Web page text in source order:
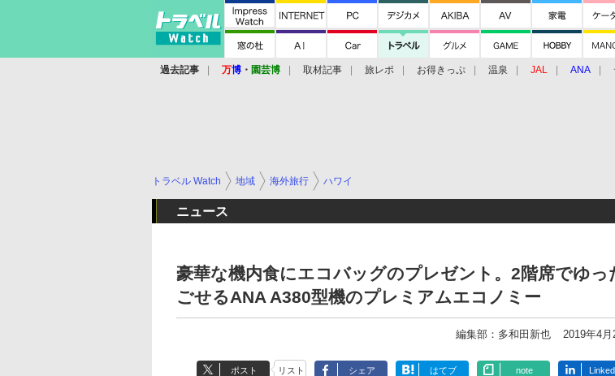
過去記事 万博 ・ 園芸博 取材記事 旅レポ お得きっぷ 温泉 JAL ANA
トラベル Watch 地域 海外旅行 ハワイ
ニュース
豪華な機内食にエコバッグのプレゼント。2階席でゆっ
ごせるANA A380型機のプレミアムエコノミー
編集部：多和田新也 2019年4
ポスト リスト シェア はてブ note